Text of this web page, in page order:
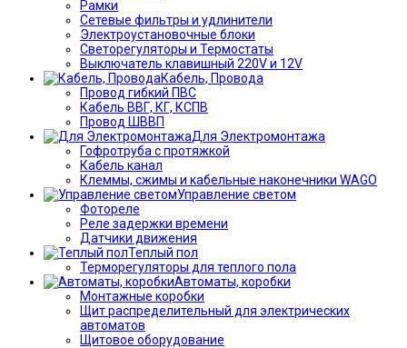
Рамки
Сетевые фильтры и удлинители
Электроустановочные блоки
Светорегуляторы и Термостаты
Выключатель клавишный 220V и 12V
Кабель, Провода
Провод гибкий ПВС
Кабель ВВГ, КГ, КСПВ
Провод ШВВП
Для Электромонтажа
Гофротруба с протяжкой
Кабель канал
Клеммы, сжимы и кабельные наконечники WAGO
Управление светом
Фотореле
Реле задержки времени
Датчики движения
Теплый пол
Терморегуляторы для теплого пола
Автоматы, коробки
Монтажные коробки
Щит распределительный для электрических
автоматов
Щитовое оборудование